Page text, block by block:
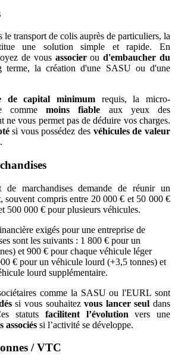
le transport de colis auprès de particuliers, la
une solution simple et rapide. En
de vousassocieroud'embaucher du
terme, la création d'une SASU ou d'une
de capital minimum requis, la micro-
commemoins fiable aux yeux des
ne vous permet pas de déduire vos charges.
si vous possédez des véhicules de valeur
.
de marchandises demande de réunir un
, souvent compris entre 20 000 € et 50 000 €
500 000 € pour plusieurs véhicules.
exigés pour une entreprise de
sont les suivants : 1 800 € pour un
et 900 € pour chaque véhicule léger
€ pour un véhicule lourd (+3,5 tonnes) et
lourd supplémentaire.
comme la SASU ou l'EURL sont
si vous souhaitezvous lancer seul dans
statuts facilitent l’évolution vers une
associés si l’activité se développe.
/ VTC